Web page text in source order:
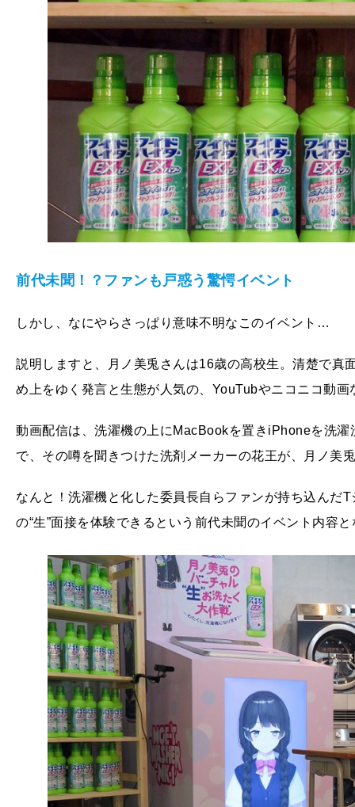
前代未聞！？ファンも戸惑う驚愕イベント
しかし、なにやらさっぱり意味不明なこのイベント…
説明しますと、月ノ美兎さんは16歳の高校生。清楚で真
め上をゆく発言と生態が人気の、YouTubやニコニコ動
動画配信は、洗濯機の上にMacBookを置きiPhoneを洗
で、その噂を聞きつけた洗剤メーカーの花王が、月ノ美
なんと！洗濯機と化した委員長自らファンが持ち込んだ
の“生”面接を体験できるという前代未聞のイベント内容